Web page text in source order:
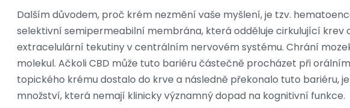
Dalším důvodem, proč krém nezmění vaše myšlení, je tzv.
selektivní semipermeabilní membrána, která odděluje cirkulující krev
extracelulární tekutiny v centrálním nervovém systému. Chrání
molekul. Ačkoli CBD může tuto bariéru částečně procházet při
topického krému dostalo do krve a následně překonalo tuto bariéru,
množství, která nemají klinicky významný dopad na kognitivní funkce.